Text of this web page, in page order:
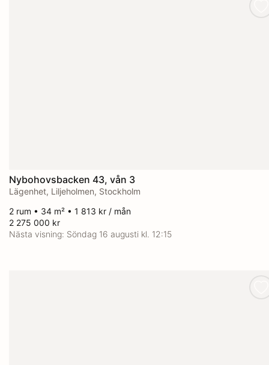
Nybohovsbacken 43, vån 3
Lägenhet, Liljeholmen, Stockholm
2 rum • 34 m² • 1 813 kr / mån
2 275 000 kr
Nästa visning: Söndag 16 augusti kl. 12:15